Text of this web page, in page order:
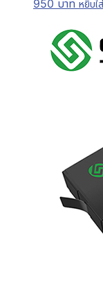
950 บาท หยิบใ